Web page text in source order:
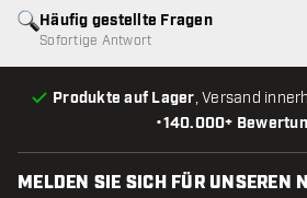
•140.000+
Produkte auf Lager, Versand
Häufig gestellte Fragen
Sofortige Antwort
MELDEN SIE SICH FÜR UNSEREN